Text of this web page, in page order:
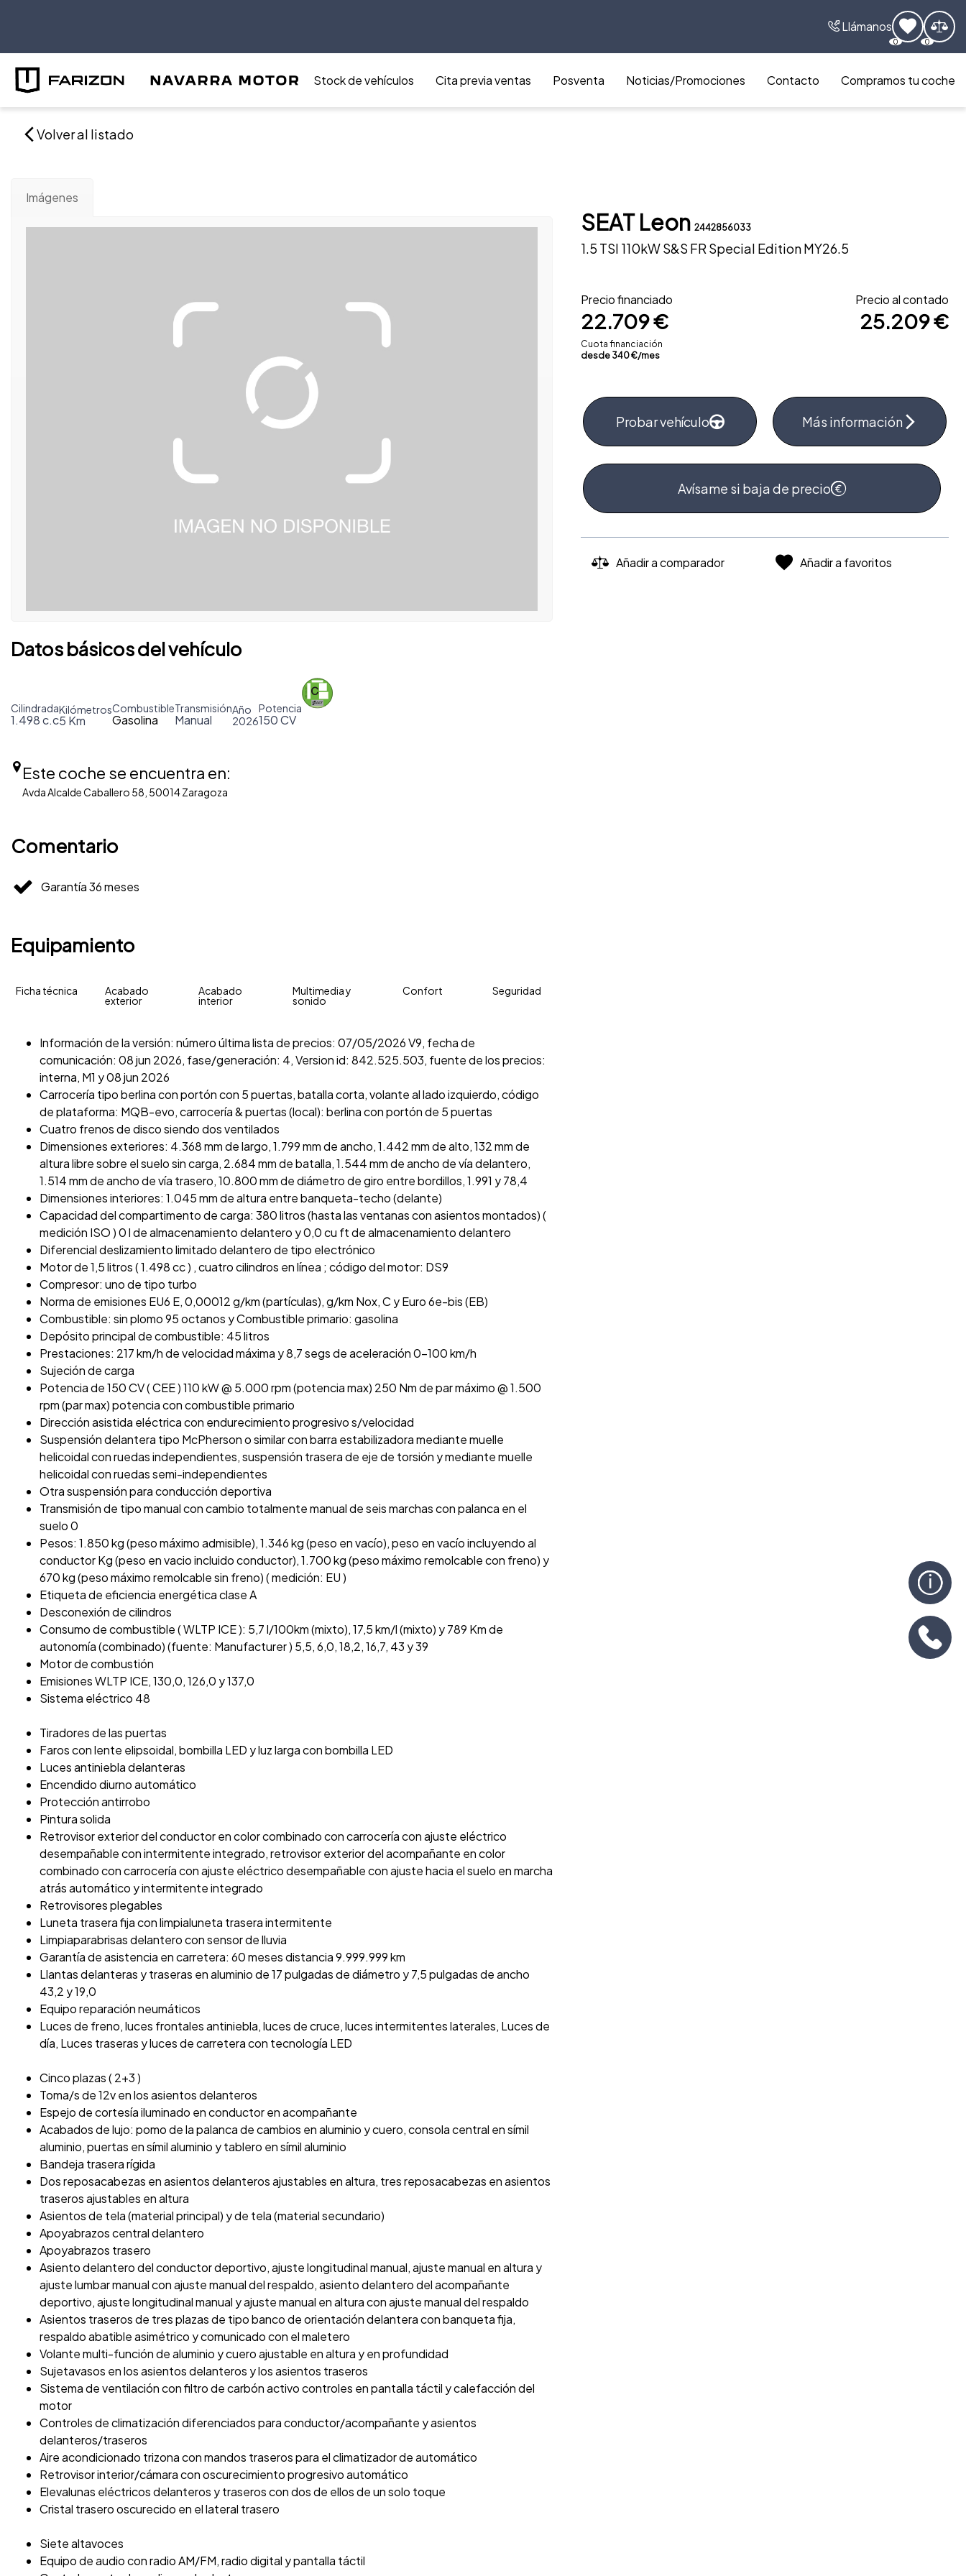
Llámanos
0 0
Stock de vehículos Cita previa ventas Posventa Noticias/Promociones Contacto Compramos tu coche
Volver al listado
Imágenes
SEAT Leon 2442856033
1.5 TSI 110kW S&S FR Special Edition MY26.5
Precio financiado
22.709 €
Cuota financiación
desde 340€/mes
Precio al contado
25.209 €
Probar vehículo Más información
Avísame si baja de precio
Añadir a comparador Añadir a favoritos
Datos básicos del vehículo
Cilindrada
1.498 c.c
Kilómetros
5 Km
Combustible
Gasolina
Transmisión
Manual
Año
2026
Potencia
150 CV
Este coche se encuentra en:
Avda Alcalde Caballero 58, 50014 Zaragoza
Comentario
Garantía 36 meses
Equipamiento
Ficha técnica
Información de la versión: número última lista de precios: 07/05/2026 V9, fecha de
comunicación: 08 jun 2026, fase/generación: 4, Version id: 842.525.503, fuente de los precios:
interna, M1 y 08 jun 2026
Carrocería tipo berlina con portón con 5 puertas, batalla corta, volante al lado izquierdo, código
de plataforma: MQB-evo, carrocería & puertas (local): berlina con portón de 5 puertas
Cuatro frenos de disco siendo dos ventilados
Dimensiones exteriores: 4.368 mm de largo, 1.799 mm de ancho, 1.442 mm de alto, 132 mm de
altura libre sobre el suelo sin carga, 2.684 mm de batalla, 1.544 mm de ancho de vía delantero,
1.514 mm de ancho de vía trasero, 10.800 mm de diámetro de giro entre bordillos, 1.991 y 78,4
Dimensiones interiores: 1.045 mm de altura entre banqueta-techo (delante)
Capacidad del compartimento de carga: 380 litros (hasta las ventanas con asientos montados) (
medición ISO ) 0 l de almacenamiento delantero y 0,0 cu ft de almacenamiento delantero
Diferencial deslizamiento limitado delantero de tipo electrónico
Motor de 1,5 litros ( 1.498 cc ) , cuatro cilindros en línea ; código del motor: DS9
Compresor: uno de tipo turbo
Norma de emisiones EU6 E, 0,00012 g/km (partículas), g/km Nox, C y Euro 6e-bis (EB)
Combustible: sin plomo 95 octanos y Combustible primario: gasolina
Depósito principal de combustible: 45 litros
Prestaciones: 217 km/h de velocidad máxima y 8,7 segs de aceleración 0-100 km/h
Sujeción de carga
Potencia de 150 CV ( CEE ) 110 kW @ 5.000 rpm (potencia max) 250 Nm de par máximo @ 1.500
rpm (par max) potencia con combustible primario
Dirección asistida eléctrica con endurecimiento progresivo s/velocidad
Suspensión delantera tipo McPherson o similar con barra estabilizadora mediante muelle
helicoidal con ruedas independientes, suspensión trasera de eje de torsión y mediante muelle
helicoidal con ruedas semi-independientes
Otra suspensión para conducción deportiva
Transmisión de tipo manual con cambio totalmente manual de seis marchas con palanca en el
suelo 0
Pesos: 1.850 kg (peso máximo admisible), 1.346 kg (peso en vacío), peso en vacío incluyendo al
conductor Kg (peso en vacio incluido conductor), 1.700 kg (peso máximo remolcable con freno) y
670 kg (peso máximo remolcable sin freno) ( medición: EU )
Etiqueta de eficiencia energética clase A
Desconexión de cilindros
Consumo de combustible ( WLTP ICE ): 5,7 l/100km (mixto), 17,5 km/l (mixto) y 789 Km de
autonomía (combinado) (fuente: Manufacturer ) 5,5, 6,0, 18,2, 16,7, 43 y 39
Motor de combustión
Emisiones WLTP ICE, 130,0, 126,0 y 137,0
Sistema eléctrico 48
Acabado
exterior
Tiradores de las puertas
Faros con lente elipsoidal, bombilla LED y luz larga con bombilla LED
Luces antiniebla delanteras
Encendido diurno automático
Protección antirrobo
Pintura solida
Retrovisor exterior del conductor en color combinado con carrocería con ajuste eléctrico
desempañable con intermitente integrado, retrovisor exterior del acompañante en color
combinado con carrocería con ajuste eléctrico desempañable con ajuste hacia el suelo en marcha
atrás automático y intermitente integrado
Retrovisores plegables
Luneta trasera fija con limpialuneta trasera intermitente
Limpiaparabrisas delantero con sensor de lluvia
Garantía de asistencia en carretera: 60 meses distancia 9.999.999 km
Llantas delanteras y traseras en aluminio de 17 pulgadas de diámetro y 7,5 pulgadas de ancho
43,2 y 19,0
Equipo reparación neumáticos
Luces de freno, luces frontales antiniebla, luces de cruce, luces intermitentes laterales, Luces de
día, Luces traseras y luces de carretera con tecnología LED
Acabado
interior
Cinco plazas ( 2+3 )
Toma/s de 12v en los asientos delanteros
Espejo de cortesía iluminado en conductor en acompañante
Acabados de lujo: pomo de la palanca de cambios en aluminio y cuero, consola central en símil
aluminio, puertas en símil aluminio y tablero en símil aluminio
Bandeja trasera rígida
Dos reposacabezas en asientos delanteros ajustables en altura, tres reposacabezas en asientos
traseros ajustables en altura
Asientos de tela (material principal) y de tela (material secundario)
Apoyabrazos central delantero
Apoyabrazos trasero
Asiento delantero del conductor deportivo, ajuste longitudinal manual, ajuste manual en altura y
ajuste lumbar manual con ajuste manual del respaldo, asiento delantero del acompañante
deportivo, ajuste longitudinal manual y ajuste manual en altura con ajuste manual del respaldo
Asientos traseros de tres plazas de tipo banco de orientación delantera con banqueta fija,
respaldo abatible asimétrico y comunicado con el maletero
Volante multi-función de aluminio y cuero ajustable en altura y en profundidad
Sujetavasos en los asientos delanteros y los asientos traseros
Sistema de ventilación con filtro de carbón activo controles en pantalla táctil y calefacción del
motor
Controles de climatización diferenciados para conductor/acompañante y asientos
delanteros/traseros
Aire acondicionado trizona con mandos traseros para el climatizador de automático
Retrovisor interior/cámara con oscurecimiento progresivo automático
Elevalunas eléctricos delanteros y traseros con dos de ellos de un solo toque
Cristal trasero oscurecido en el lateral trasero
Multimedia y
sonido
Siete altavoces
Equipo de audio con radio AM/FM, radio digital y pantalla táctil
Confort Seguridad